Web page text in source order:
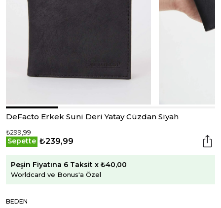
DeFacto Erkek Suni Deri Yatay Cüzdan Siyah
₺299,99
Sepette ₺239,99
Peşin Fiyatına 6 Taksit x ₺40,00
Worldcard ve Bonus'a Özel
BEDEN